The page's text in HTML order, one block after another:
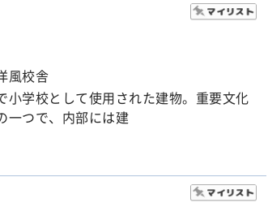
風校舎
小学校として使用された建物。重要文化
一つで、内部には建